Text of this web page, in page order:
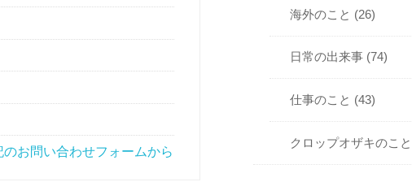
お問い合わせフォームから
海外のこと (26)
日常の出来事 (74)
仕事のこと (43)
クロップオザキのこと